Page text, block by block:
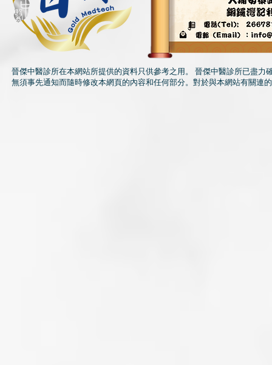
晉傑中醫診所在本網站所提供的資料只供參考之用。 晉傑中醫診所已盡
無須事先通知而隨時修改本網頁的內容和任何部分。對於與本網站有關連